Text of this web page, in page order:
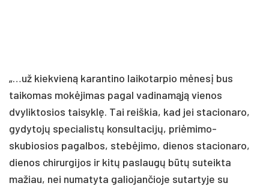
„…už kiekvieną karantino laikotarpio mėnesį bus
taikomas mokėjimas pagal vadinamąją vienos
dvyliktosios taisyklę. Tai reiškia, kad jei stacionaro,
gydytojų specialistų konsultacijų, priėmimo-
skubiosios pagalbos, stebėjimo, dienos stacionaro,
dienos chirurgijos ir kitų paslaugų būtų suteikta
mažiau, nei numatyta galiojančioje sutartyje su